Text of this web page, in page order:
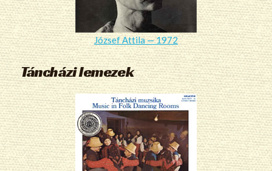
József Attila — 1972
Táncházi lemezek